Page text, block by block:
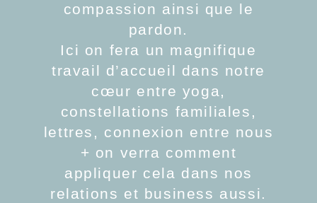
compassion ainsi que le
pardon.
Ici on fera un magnifique
travail d’accueil dans notre
cœur entre yoga,
constellations familiales,
lettres, connexion entre nous
+ on verra comment
appliquer cela dans nos
relations et business aussi.